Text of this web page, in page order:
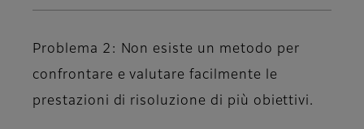
Problema 2: Non esiste un metodo per
confrontare e valutare facilmente le
prestazioni di risoluzione di più obiettivi.